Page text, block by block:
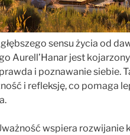
sensu życia od
Aurell’Hanar jest
i poznawanie siebie.
i refleksję, co pomaga
wspiera rozwijanie